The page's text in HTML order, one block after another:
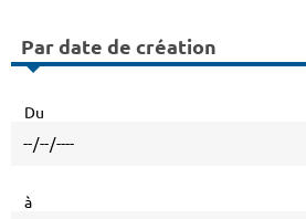
Par date de création
Du
à